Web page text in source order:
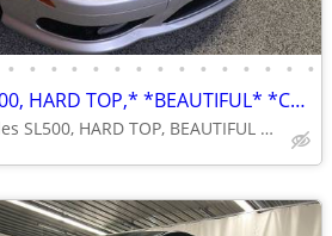
• • • • • • • • • • • • • • •
2003 *Mercedes SL500, HARD TOP,* *BEAUTIFUL* *CONVERTIBLE,*
Mercedes SL500, HARD TOP, BEAUTIFUL CONVERTIBLE,